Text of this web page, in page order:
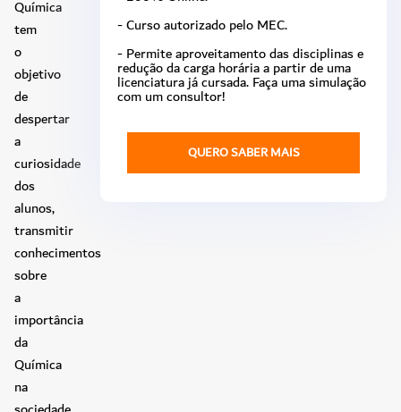
Química
tem
o
objetivo
de
despertar
a
curiosidade
dos
alunos,
transmitir
conhecimentos
sobre
a
importância
da
Química
na
- Curso autorizado pelo MEC.
- Permite aproveitamento das disciplinas e
redução da carga horária a partir de uma
licenciatura já cursada. Faça uma simulação
com um consultor!
QUERO SABER MAIS